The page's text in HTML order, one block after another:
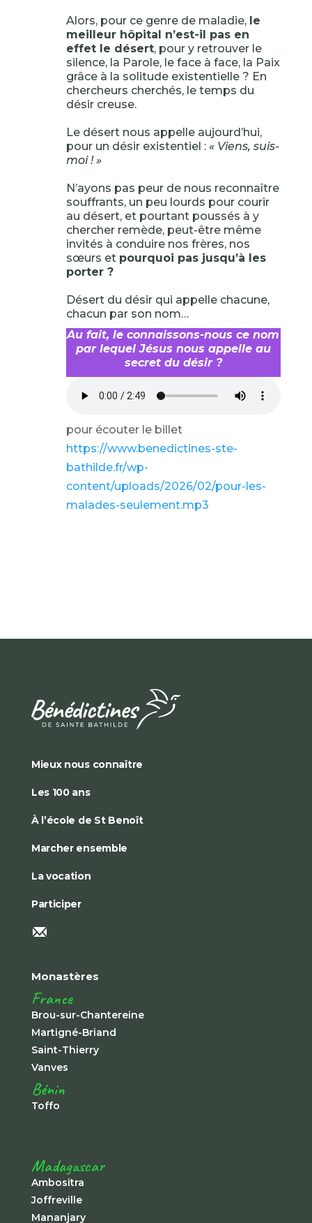
Alors, pour ce genre de maladie, le
meilleur hôpital n’est-il pas en
effet le désert, pour y retrouver le
silence, la Parole, le face à face, la Paix
grâce à la solitude existentielle ? En
chercheurs cherchés, le temps du
désir creuse.
Le désert nous appelle aujourd’hui,
pour un désir existentiel : « Viens, suis-
moi ! »
N’ayons pas peur de nous reconnaître
souffrants, un peu lourds pour courir
au désert, et pourtant poussés à y
chercher remède, peut-être même
invités à conduire nos frères, nos
sœurs et pourquoi pas jusqu’à les
porter ?
Désert du désir qui appelle chacune,
chacun par son nom…
Au fait, le connaissons-nous ce nom
par lequel Jésus nous appelle au
secret du désir ?
pour écouter le billet
https://www.benedictines-ste-
bathilde.fr/wp-
content/uploads/2026/02/pour-les-
malades-seulement.mp3
Mieux nous connaître
Les 100 ans
À l’école de St Benoît
Marcher ensemble
La vocation
Participer
Monastères
France
Brou-sur-Chantereine
Martigné-Briand
Saint-Thierry
Vanves
Bénin
Toffo
Madagascar
Ambositra
Joffreville
Mananjary